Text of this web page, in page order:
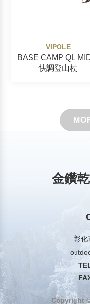
VIPOLE
BASE CAMP QL
快調登山杖
金鑽
彰化
Copyright